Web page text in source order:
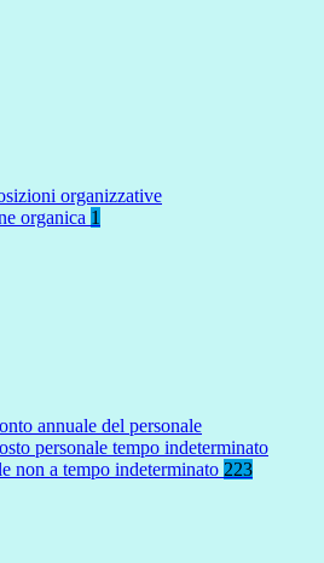
organizzative
organica 1
annuale del personale
personale tempo indeterminato
non a tempo indeterminato 223